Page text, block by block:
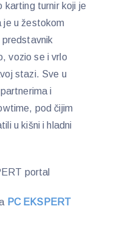
karting turnir koji je
je u žestokom
predstavnik
vozio se i vrlo
stazi. Sve u
i
pod čijim
u kišni i hladni
portal
PC EKSPERT